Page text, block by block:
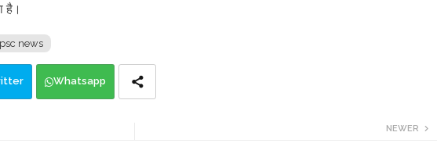
है।
news
Whatsapp
NEWER